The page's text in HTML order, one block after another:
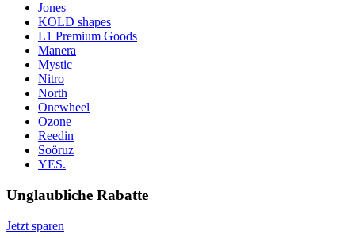
Jones
KOLD shapes
L1 Premium Goods
Manera
Mystic
Nitro
North
Onewheel
Ozone
Reedin
Soöruz
YES.
Unglaubliche Rabatte
Jetzt sparen